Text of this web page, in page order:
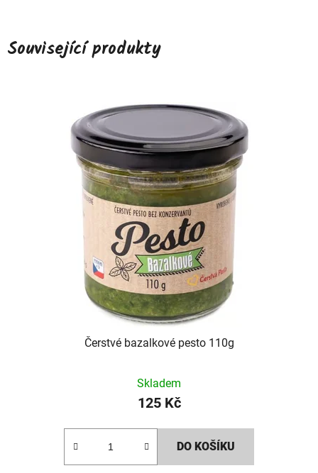
Související produkty
Čerstvé bazalkové pesto 110g
Skladem
125 Kč
DO KOŠÍKU